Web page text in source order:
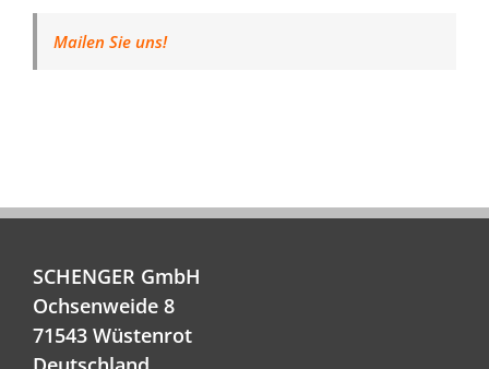
Mailen Sie uns!
SCHENGER GmbH
Ochsenweide 8
71543 Wüstenrot